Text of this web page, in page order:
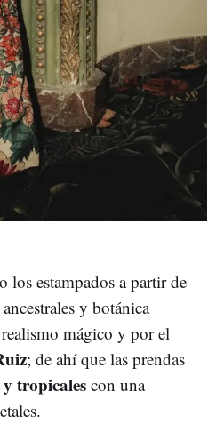
los estampados a partir de
y botánica
mágico y por el
; de ahí que las prendas
tropicales con una